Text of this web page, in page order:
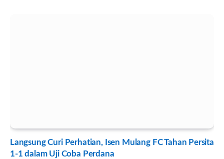
Langsung Curi Perhatian, Isen Mulang FC Tahan Persita
1-1 dalam Uji Coba Perdana